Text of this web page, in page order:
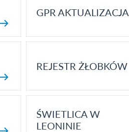
GPR AKTUALIZACJA
REJESTR ŻŁOBKÓW
ŚWIETLICA W
LEONINIE